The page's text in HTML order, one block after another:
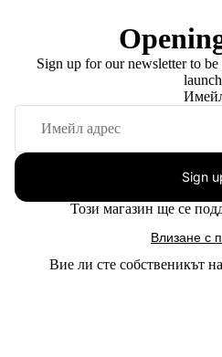
Sign up for our newsletter to
Sign
Този магазин ще се
Влизане с
Вие ли сте собственикът